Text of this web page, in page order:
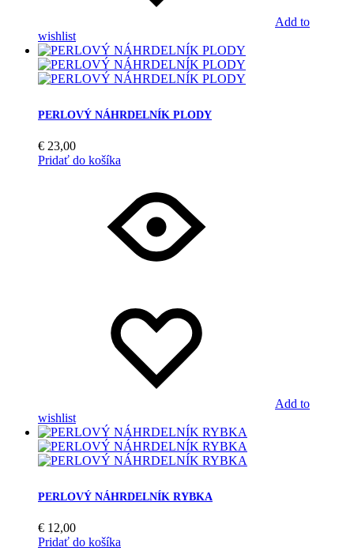
Add to
wishlist
PERLOVÝ NÁHRDELNÍK PLODY
€ 23,00
Pridať do košíka
Add to
wishlist
PERLOVÝ NÁHRDELNÍK RYBKA
€ 12,00
Pridať do košíka